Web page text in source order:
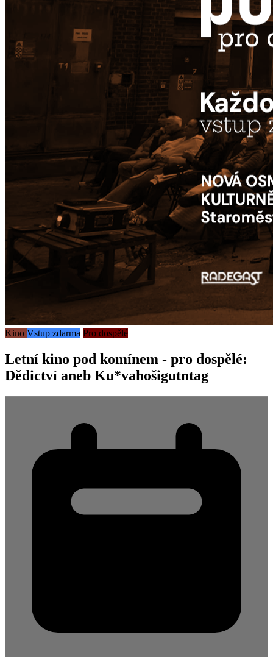
Kino Vstup zdarma Pro dospělé
Letní kino pod komínem - pro dospělé:
Dědictví aneb Ku*vahošigutntag